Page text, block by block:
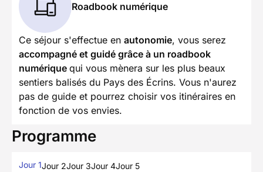
Roadbook numérique
Ce séjour s'effectue en autonomie, vous serez
accompagné et guidé grâce à un roadbook
numérique qui vous mènera sur les plus beaux
sentiers balisés du Pays des Écrins. Vous n'aurez
pas de guide et pourrez choisir vos itinéraires en
fonction de vos envies.
Programme
Jour 1Jour 2Jour 3Jour 4Jour 5